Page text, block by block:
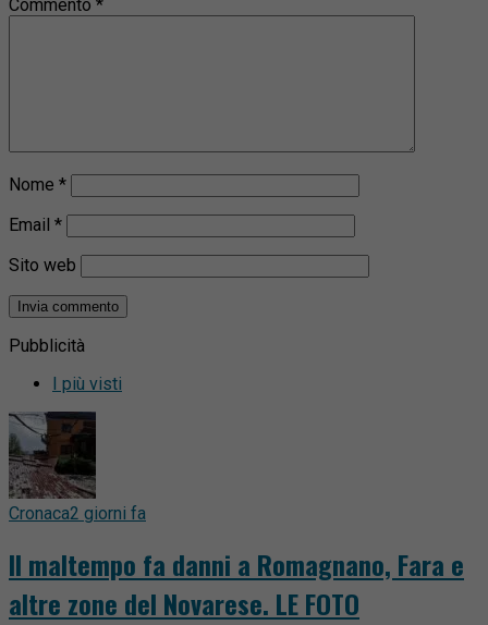
Commento *
Nome *
Email *
Sito web
Pubblicità
I più visti
Cronaca2 giorni fa
Il maltempo fa danni a Romagnano, Fara e
altre zone del Novarese. LE FOTO